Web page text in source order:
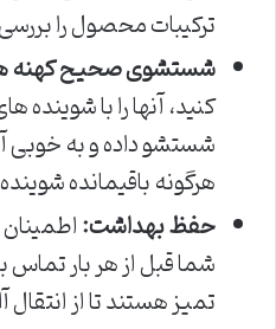
ترکیبات محصول را
شستشوی صحیح کهنه
کنید، آنها را با
شستشو داده و به خوبی
هرگونه باقیمانده
حفظ بهداشت:
شما قبل از هر بار تماس
تمیز هستند تا از